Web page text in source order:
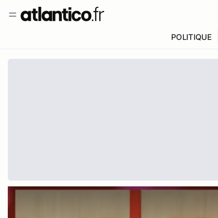
POLITIQUE